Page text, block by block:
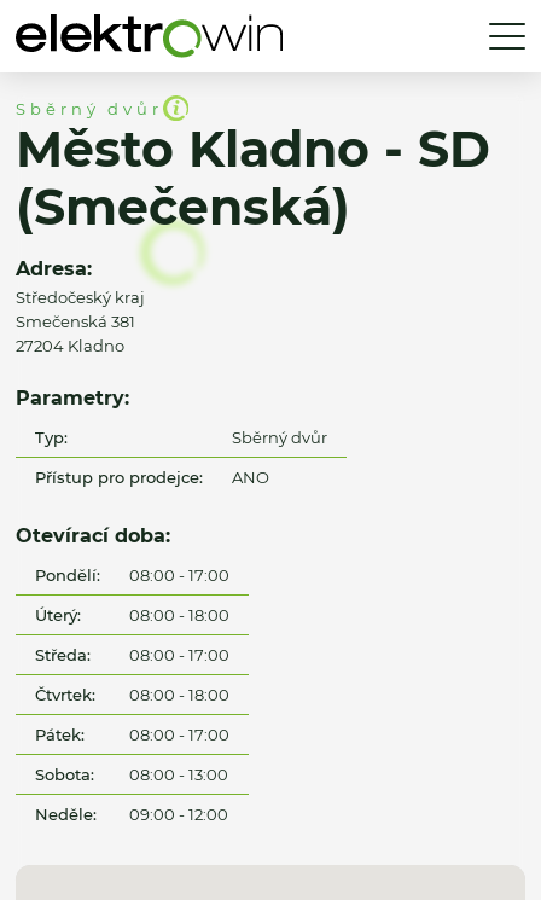
Sběrný dvůr
Město Kladno - SD
(Smečenská)
Adresa:
Středočeský kraj
Smečenská 381
27204 Kladno
Parametry:
Typ: Sběrný dvůr
Přístup pro prodejce: ANO
Otevírací doba:
Pondělí: 08:00 - 17:00
Úterý: 08:00 - 18:00
Středa: 08:00 - 17:00
Čtvrtek: 08:00 - 18:00
Pátek: 08:00 - 17:00
Sobota: 08:00 - 13:00
Neděle: 09:00 - 12:00